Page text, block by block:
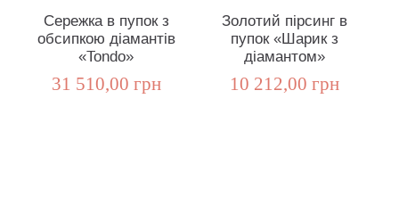
Сережка в пупок з
обсипкою діамантів
«Tondo»
31 510,00 грн
Золотий пірсинг в
пупок «Шарик з
діамантом»
10 212,00 грн